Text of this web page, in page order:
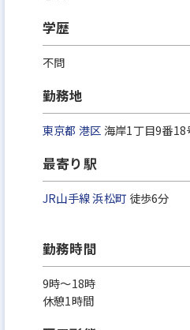
学歴
不問
勤務地
東京都 港区海岸1丁目9番
最寄り駅
JR山手線浜松町 徒歩6分
勤務時間
9時〜18時
休憩1時間